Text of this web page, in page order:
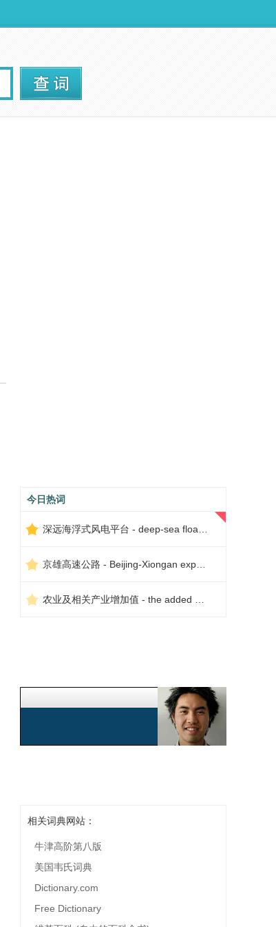
今日热词
相关词典网站：
牛津高阶第八版
美国韦氏词典
Dictionary.com
Free Dictionary